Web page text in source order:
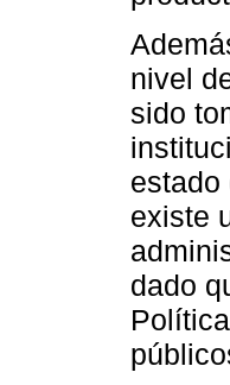
nivel
sido
estado
existe
dado